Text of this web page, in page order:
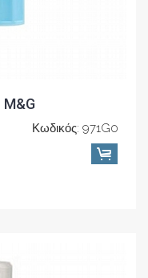
Κωδικός: 971G0